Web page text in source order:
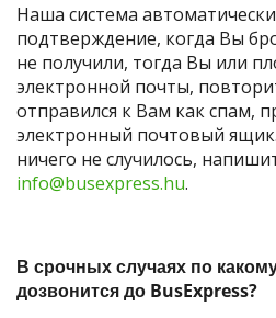
Наша система
подтверждение, когда Вы
не получили, тогда Вы или
электронной почты,
отправился к Вам как спам,
электронный почтовый ящик.
ничего не случилось,
info@busexpress.hu.
В срочных случаях по
дозвонится до BusExpress?